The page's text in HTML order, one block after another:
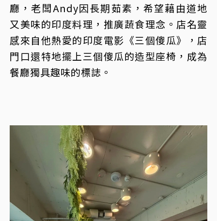
廳，老闆Andy因長期茹素，希望藉由道地
又美味的印度料理，推廣蔬食理念。店名靈
感來自他熱愛的印度電影《三個傻瓜》，店
門口還特地擺上三個傻瓜的造型座椅，成為
餐廳獨具趣味的標誌。